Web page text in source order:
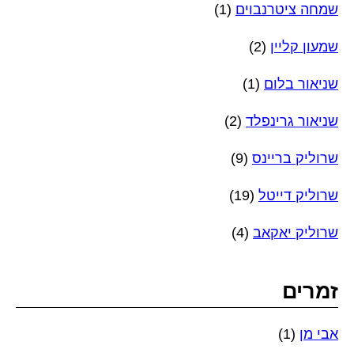
שמחה ציטרנבוים (1)
שמעון קליין (2)
שניאור בלום (1)
שניאור גרינפלד (2)
שרוליק בריינס (9)
שרוליק דייטל (19)
שרוליק יאקאב (4)
זמרים
אבי מן (1)